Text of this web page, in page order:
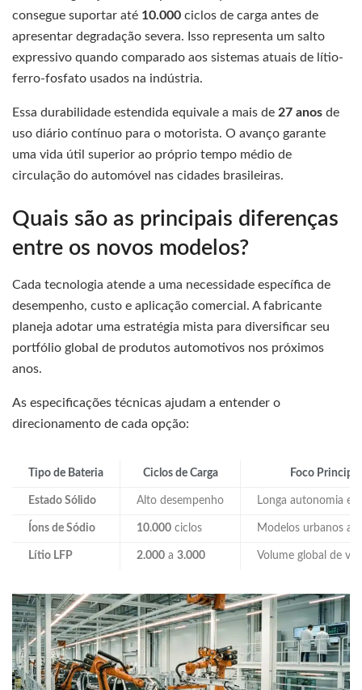
consegue suportar até 10.000 ciclos de carga antes de
apresentar degradação severa. Isso representa um salto
expressivo quando comparado aos sistemas atuais de lítio-
ferro-fosfato usados na indústria.
Essa durabilidade estendida equivale a mais de 27 anos de
uso diário contínuo para o motorista. O avanço garante
uma vida útil superior ao próprio tempo médio de
circulação do automóvel nas cidades brasileiras.
Quais são as principais diferenças
entre os novos modelos?
Cada tecnologia atende a uma necessidade específica de
desempenho, custo e aplicação comercial. A fabricante
planeja adotar uma estratégia mista para diversificar seu
portfólio global de produtos automotivos nos próximos
anos.
As especificações técnicas ajudam a entender o
direcionamento de cada opção:
Tipo de Bateria Ciclos de Carga Foco Principal
Estado Sólido Alto desempenho Longa autonomia e
Íons de Sódio 10.000 ciclos Modelos urbanos
Lítio LFP 2.000 a 3.000 Volume global de